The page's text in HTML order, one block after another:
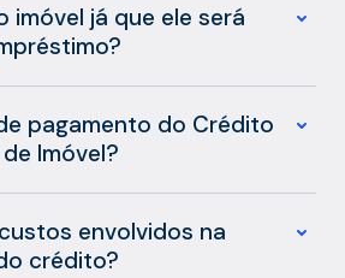
imóvel já que ele será
pagamento do Crédito
Imóvel?
envolvidos na
crédito?